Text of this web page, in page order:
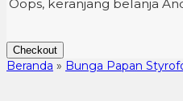
Oops, keranjang belanja
Checkout
Beranda » Bunga Papan